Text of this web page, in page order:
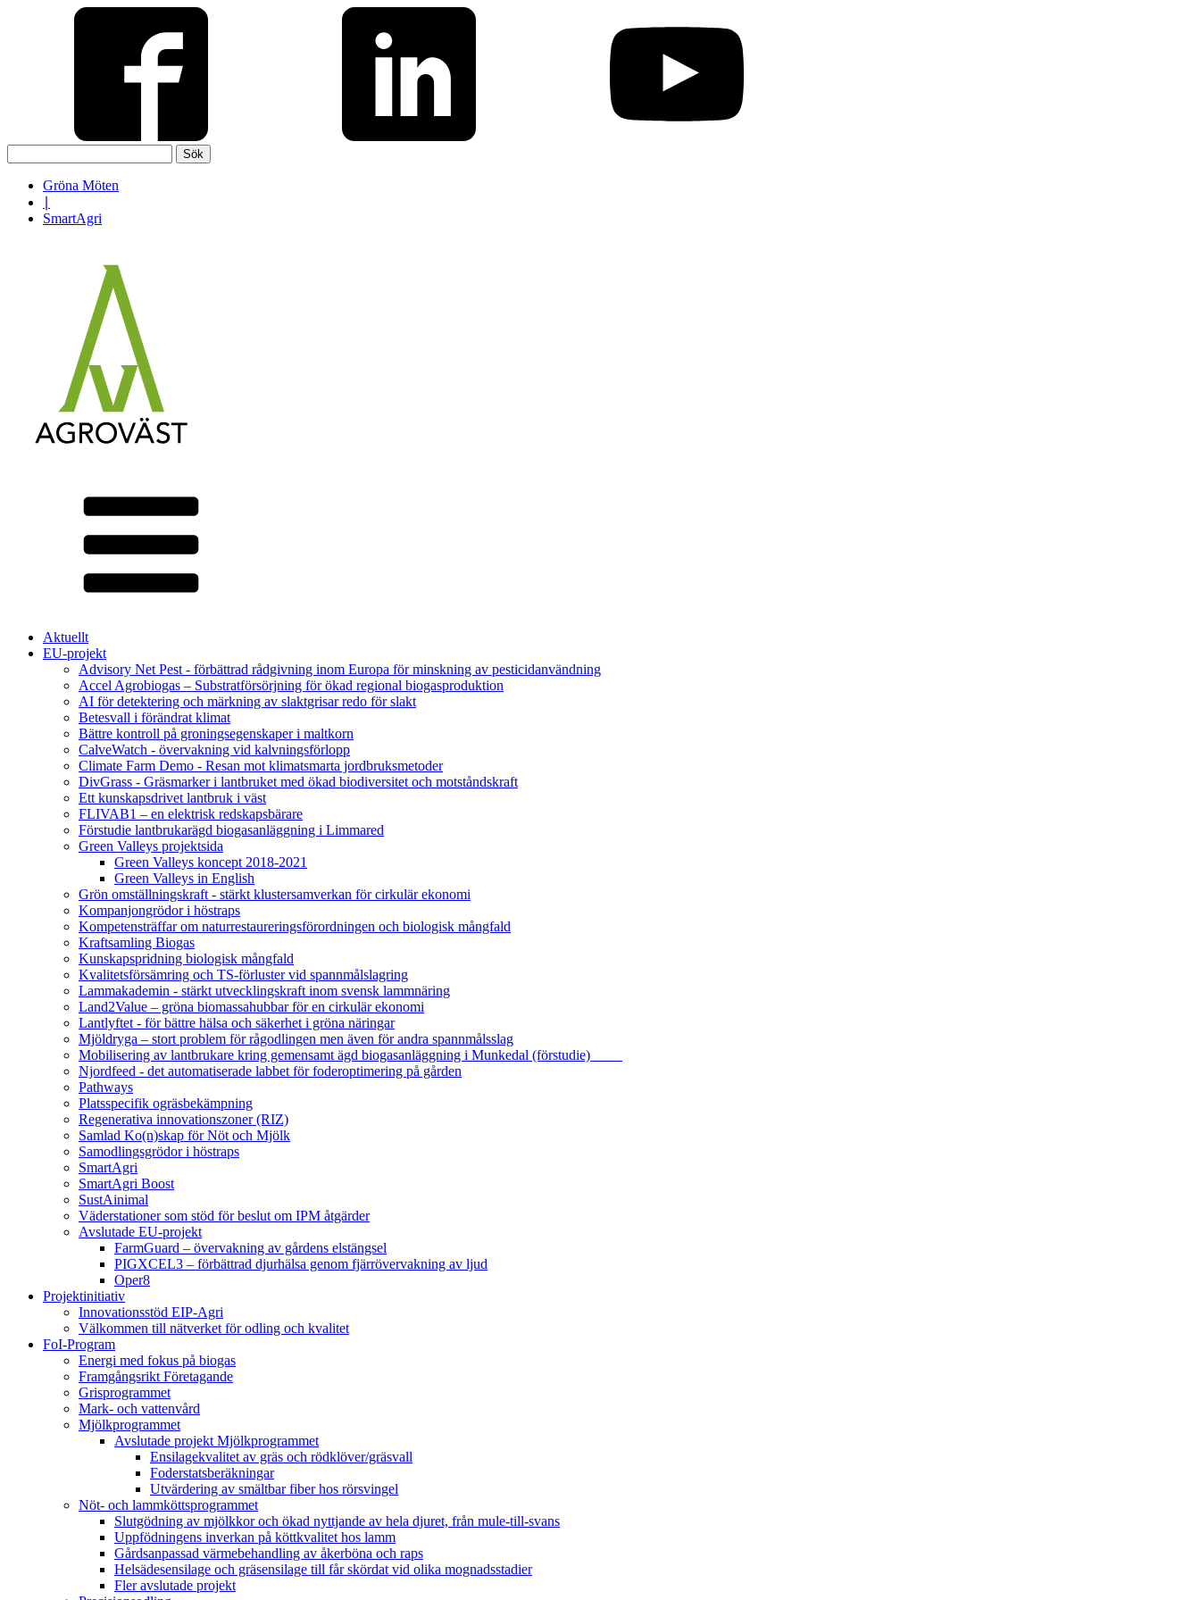
efter:
Gröna Möten
SmartAgri
Aktuellt
EU-projekt
Advisory Net Pest - förbättrad rådgivning inom Europa för minskning av pesticidanvändning
Accel Agrobiogas – Substratförsörjning för ökad regional biogasproduktion
AI för detektering och märkning av slaktgrisar redo för slakt
Betesvall i förändrat klimat
Bättre kontroll på groningsegenskaper i maltkorn
CalveWatch - övervakning vid kalvningsförlopp
Climate Farm Demo - Resan mot klimatsmarta jordbruksmetoder
DivGrass - Gräsmarker i lantbruket med ökad biodiversitet och motståndskraft
Ett kunskapsdrivet lantbruk i väst
FLIVAB1 – en elektrisk redskapsbärare
Förstudie lantbrukarägd biogasanläggning i Limmared
Green Valleys projektsida
Green Valleys koncept 2018-2021
Green Valleys in English
Grön omställningskraft - stärkt klustersamverkan för cirkulär ekonomi
Kompanjongrödor i höstraps
Kompetensträffar om naturrestaureringsförordningen och biologisk mångfald
Kraftsamling Biogas
Kunskapspridning biologisk mångfald
Kvalitetsförsämring och TS-förluster vid spannmålslagring
Lammakademin - stärkt utvecklingskraft inom svensk lammnäring
Land2Value – gröna biomassahubbar för en cirkulär ekonomi
Lantlyftet - för bättre hälsa och säkerhet i gröna näringar
Mjöldryga – stort problem för rågodlingen men även för andra spannmålsslag
Mobilisering av lantbrukare kring gemensamt ägd biogasanläggning i Munkedal (förstudie)
Njordfeed - det automatiserade labbet för foderoptimering på gården
Pathways
Platsspecifik ogräsbekämpning
Regenerativa innovationszoner (RIZ)
Samlad Ko(n)skap för Nöt och Mjölk
Samodlingsgrödor i höstraps
SmartAgri
SmartAgri Boost
SustAinimal
Väderstationer som stöd för beslut om IPM åtgärder
Avslutade EU-projekt
FarmGuard – övervakning av gårdens elstängsel
PIGXCEL3 – förbättrad djurhälsa genom fjärrövervakning av ljud
Oper8
Projektinitiativ
Innovationsstöd EIP-Agri
Välkommen till nätverket för odling och kvalitet
FoI-Program
Energi med fokus på biogas
Framgångsrikt Företagande
Grisprogrammet
Mark- och vattenvård
Mjölkprogrammet
Avslutade projekt Mjölkprogrammet
Ensilagekvalitet av gräs och rödklöver/gräsvall
Foderstatsberäkningar
Utvärdering av smältbar fiber hos rörsvingel
Nöt- och lammköttsprogrammet
Slutgödning av mjölkkor och ökad nyttjande av hela djuret, från mule-till-svans
Uppfödningens inverkan på köttkvalitet hos lamm
Gårdsanpassad värmebehandling av åkerböna och raps
Helsädesensilage och gräsensilage till får skördat vid olika mognadsstadier
Fler avslutade projekt